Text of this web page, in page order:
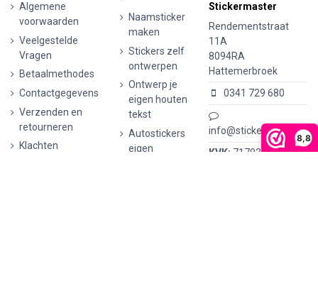
8,8
Algemene
voorwaarden
Veelgestelde
Vragen
Betaalmethodes
Contactgegevens
Verzenden en
retourneren
Klachten
Naamsticker
maken
Stickers zelf
ontwerpen
Ontwerp je
eigen houten
tekst
Autostickers
eigen
Stickermaster
Rendementstraat
11A
8094RA
Hattemerbroek
0341 729 680
info@stickermaster.nl
KVK: 71793437